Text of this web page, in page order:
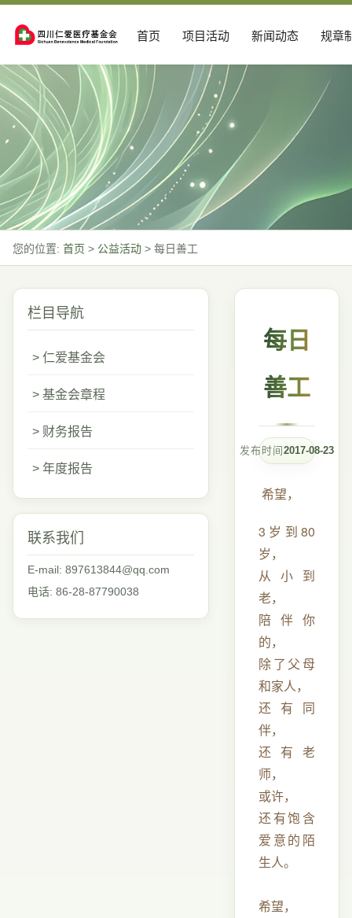
首页 项目活动 新闻动态 规章
您的位置: 首页 > 公益活动 > 每日善工
栏目导航
> 仁爱基金会
> 基金会章程
> 财务报告
> 年度报告
联系我们
E-mail: 897613844@qq.com
电话: 86-28-87790038
每日
善工
发布时间2017-08-23
希望，
3岁到80
岁，
从小到
老，
陪伴你
的，
除了父母
和家人，
还有同
伴，
还有老
师，
或许，
还有饱含
爱意的陌
生人。
希望，